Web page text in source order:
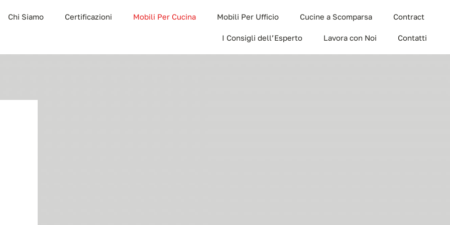
Chi Siamo Certificazioni Mobili Per Cucina Mobili Per Ufficio Cucine a Scomparsa Contract
I Consigli dell’Esperto Lavora con Noi Contatti